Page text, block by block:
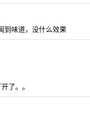
到味道，没什么效果
了。。